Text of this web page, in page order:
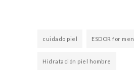
cuidado piel ESDOR for men
Hidratación piel hombre